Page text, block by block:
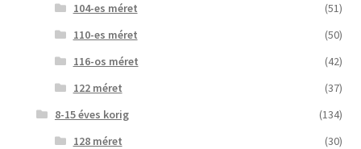
104-es méret
(51)
110-es méret
(50)
116-os méret
(42)
122 méret
(37)
8-15 éves korig
(134)
128 méret
(30)